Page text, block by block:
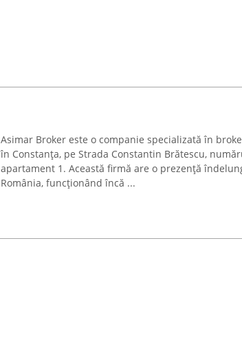
Asimar Broker este o companie specializată în
în Constanța, pe Strada Constantin Brătescu,
apartament 1. Această firmă are o prezență
România, funcționând încă ...